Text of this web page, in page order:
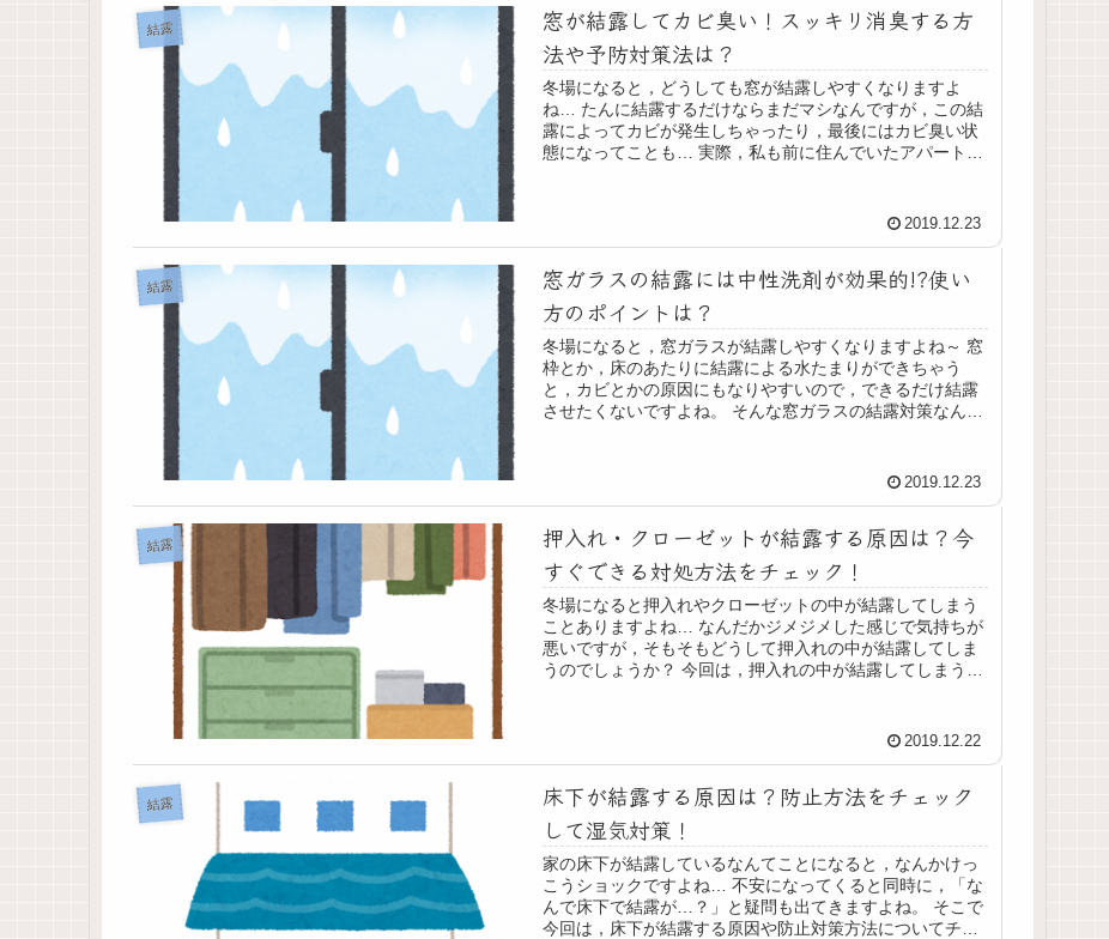
結露
窓が結露してカビ臭い！スッキリ消臭する方
法や予防対策法は？
冬場になると，どうしても窓が結露しやすくなりますよ
ね… たんに結露するだけならまだマシなんですが，この結
露によってカビが発生しちゃったり，最後にはカビ臭い状
態になってことも… 実際，私も前に住んでいたアパートの
2019.12.23
結露
窓ガラスの結露には中性洗剤が効果的!?使い
方のポイントは？
冬場になると，窓ガラスが結露しやすくなりますよね～ 窓
枠とか，床のあたりに結露による水たまりができちゃう
と，カビとかの原因にもなりやすいので，できるだけ結露
させたくないですよね。 そんな窓ガラスの結露対策なんで
2019.12.23
結露
押入れ・クローゼットが結露する原因は？今
すぐできる対処方法をチェック！
冬場になると押入れやクローゼットの中が結露してしまう
ことありますよね… なんだかジメジメした感じで気持ちが
悪いですが，そもそもどうして押入れの中が結露してしま
うのでしょうか？ 今回は，押入れの中が結露してしまう原
2019.12.22
結露
床下が結露する原因は？防止方法をチェック
して湿気対策！
家の床下が結露しているなんてことになると，なんかけっ
こうショックですよね… 不安になってくると同時に，「な
んで床下で結露が…？」と疑問も出てきますよね。 そこで
今回は，床下が結露する原因や防止対策方法についてチェ